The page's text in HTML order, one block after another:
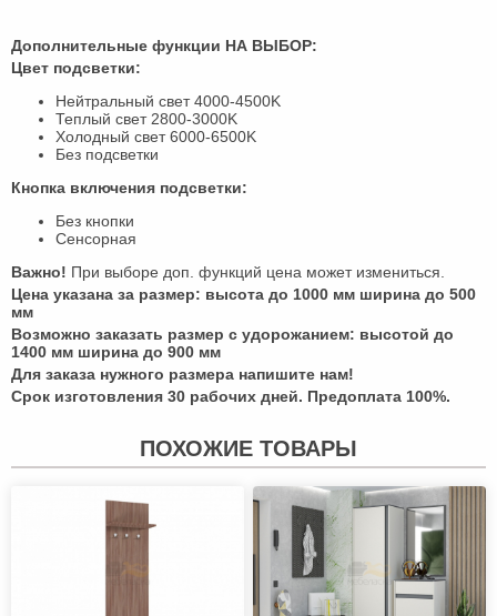
Дополнительные функции НА ВЫБОР:
Цвет подсветки:
Нейтральный свет 4000-4500K
Теплый свет 2800-3000K
Холодный свет 6000-6500K
Без подсветки
Кнопка включения подсветки:
Без кнопки
Сенсорная
Важно! При выборе доп. функций цена может измениться.
Цена указана за размер: высота до 1000 мм ширина до 500
мм
Возможно заказать размер с удорожанием: высотой до
1400 мм ширина до 900 мм
Для заказа нужного размера напишите нам!
Срок изготовления 30 рабочих дней. Предоплата 100%.
ПОХОЖИЕ ТОВАРЫ